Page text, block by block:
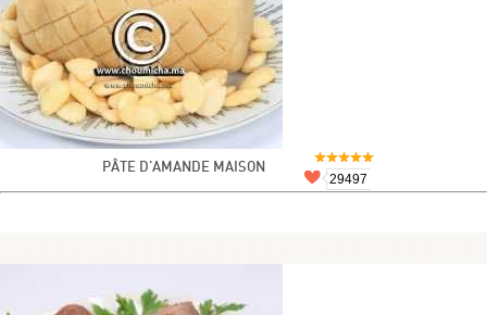
PÂTE D'AMANDE MAISON
29497